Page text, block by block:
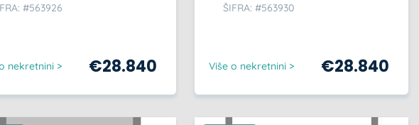
#563926
nekretnini > €28.840
ŠIFRA: #563930
Više o nekretnini > €28.840